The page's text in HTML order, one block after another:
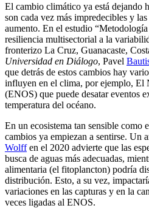
El cambio climático ya está dejando
son cada vez más impredecibles y
aumento. En el estudio
resiliencia multisectorial a la
fronterizo La Cruz, Guanacaste,
Universidad en Diálogo, Pavel
que detrás de estos cambios hay
influyen en el clima, por ejemplo, El
(ENOS) que puede desatar eventos
temperatura del océano.
En un ecosistema tan sensible como
cambios ya empiezan a sentirse. Un
Wolffen el 2020 advierte que las
busca de aguas más adecuadas,
alimentaria (el fitoplancton) podría
distribución. Esto, a su vez,
variaciones en las capturas y en la
veces ligadas al ENOS.